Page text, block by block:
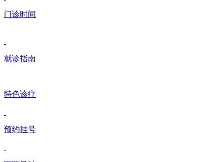
门诊时间
就诊指南
特色诊疗
预约挂号